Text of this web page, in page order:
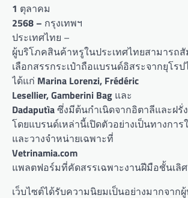
1 ตุลาคม
2568 – กรุงเทพฯ
ประเทศไทย –
ผู้บริโภคสินค้าหรูในประเทศไทยสามารถ
เลือกสรรกระเป๋าถือแบรนด์อิสระจากยุโร
ได้แก่ Marina Lorenzi, Frédéric
Lesellier, Gamberini Bag และ
Dadaputìaซึ่งมีต้นกำเนิดจากอิตาลีและฝรั่
โดยแบรนด์เหล่านี้เปิดตัวอย่างเป็นทางกา
และวางจำหน่ายเฉพาะที่
Vetrinamia.com
แพลตฟอร์มที่คัดสรรเฉพาะงานฝีมือชั้นเลิ
เว็บไซต์ได้รับความนิยมเป็นอย่างมากจาก